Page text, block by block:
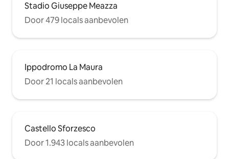
Stadio Giuseppe Meazza
Door 479 locals aanbevolen
Ippodromo La Maura
Door 21 locals aanbevolen
Castello Sforzesco
Door 1.943 locals aanbevolen